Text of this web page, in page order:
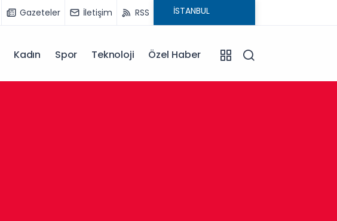
Gazeteler İletişim RSS
Kadın Spor Teknoloji Özel Haber